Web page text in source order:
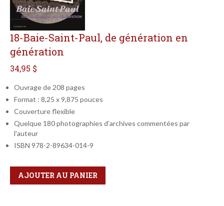
18-Baie-Saint-Paul, de génération en
génération
34,95 $
Ouvrage de 208 pages
Format : 8,25 x 9,875 pouces
Couverture flexible
Quelque 180 photographies d’archives commentées par
l'auteur
ISBN 978-2-89634-014-9
Qté
Format
AJOUTER AU PANIER